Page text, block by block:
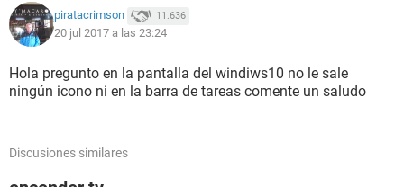
piratacrimson 11.636
20 jul 2017 a las 23:24
Hola pregunto en la pantalla del windiws10 no le sale
ningún icono ni en la barra de tareas comente un saludo
Discusiones similares